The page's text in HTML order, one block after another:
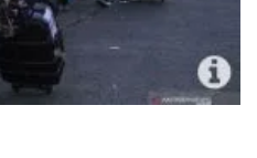
penting pada literasi